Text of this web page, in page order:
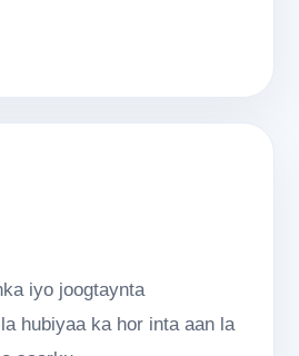
iyo joogtaynta
hubiyaa ka hor inta aan la